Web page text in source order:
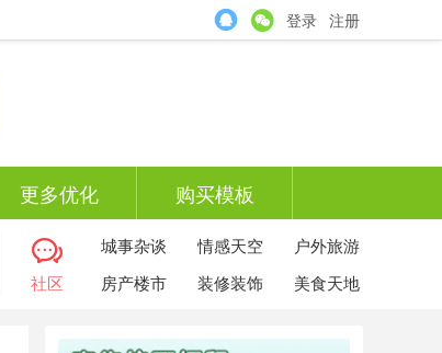
登录 注册
更多优化 购买模板
社区
城事杂谈 情感天空
户外旅游
房产楼市
装修装饰 美食天地